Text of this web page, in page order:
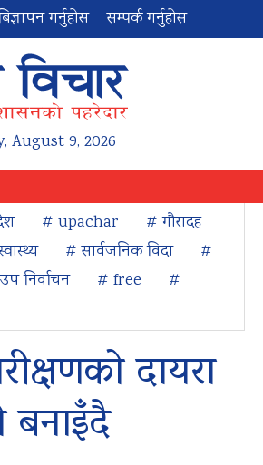
गर्नुहोस सम्पर्क गर्नुहोस
August 9, 2026
# upachar
# गौरादह
# सार्वजनिक विदा
#
निर्वाचन # free
#
दायरा